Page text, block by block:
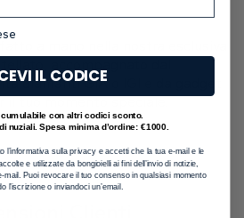
a mano nella nostra esclusiva
accompagnato dal
diamanti GIA o IGI e da gadget
il tuo momento speciale.
IL CODICE
con altri codici sconto.
nuziali. Spesa minima d’ordine: €1000.
l’informativa sulla privacy e accetti che la tua e-mail e le
e utilizzate da bongioielli ai fini dell’invio di notizie,
mail. Puoi revocare il tuo consenso in qualsiasi momento
l’iscrizione o inviandoci un’email.